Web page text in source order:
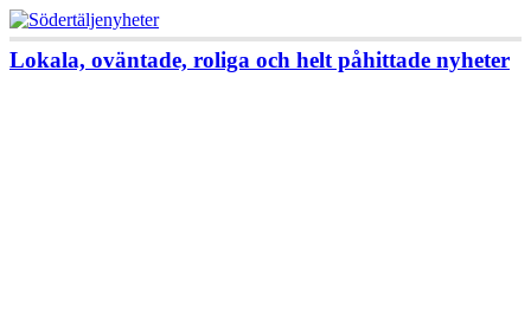
Lokala, oväntade, roliga och helt påhittade nyheter